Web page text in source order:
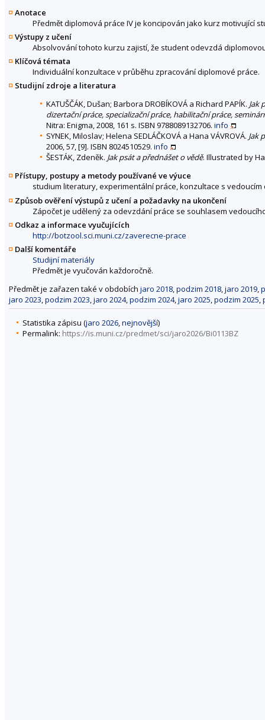
Anotace
Předmět diplomová práce IV je koncipován jako kurz motivující
Výstupy z učení
Absolvování tohoto kurzu zajistí, že student odevzdá
Klíčová témata
Individuální konzultace v průběhu zpracování diplomové práce.
Studijní zdroje a literatura
KATUŠČÁK, Dušan; Barbora DROBÍKOVÁ a Richard PAPÍK. Jak
dizertační práce, specializační práce, habilitační práce,
Nitra: Enigma, 2008, 161 s. ISBN 9788089132706. info
SYNEK, Miloslav; Helena SEDLÁČKOVÁ a Hana VÁVROVÁ. Jak
2006, 57, [9]. ISBN 8024510529. info
ŠESTÁK, Zdeněk. Jak psát a přednášet o vědě. Illustrated by
Přístupy, postupy a metody používané ve výuce
studium literatury, experimentální práce, konzultace s
Způsob ověření výstupů z učení a požadavky na ukončení
Zápočet je udělený za odevzdání práce se souhlasem
Odkaz a informace vyučujících
http://botzool.sci.muni.cz/zaverecne-prace
Další komentáře
Studijní materiály
Předmět je vyučován každoročně.
Předmět je zařazen také v obdobích jaro 2018,podzim 2018,jaro 2019,
jaro 2023,podzim 2023,jaro 2024,podzim 2024,jaro 2025,podzim 2025,
Statistika zápisu (jaro 2026,nejnovější)
Permalink: https://is.muni.cz/predmet/sci/jaro2026/Bi0113BZ